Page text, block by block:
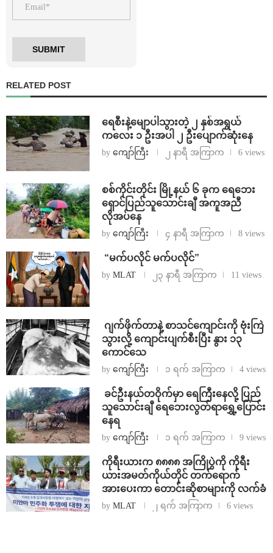
RELATED POST
ရေစီးနဲ့မျောပါသွားတဲ့ ၂ နှစ်အရွယ်
ကလေး ၁ ဦးအပါ ၂ ဦးပျောက်ဆုံးနေ
by ကျော်ကြီး ၂ နာရီ အကြာက 6 views
စစ်ကိုင်းတိုင်း မြို့နယ် ၆ ခုက ရေဘေး
ရှောင်ပြည်သူသောင်းချီ အကူအညီ
လိုအပ်နေ
by ကျော်ကြီး ၄ နာရီ အကြာက 8 views
⁨ ⁨“မက်ပလိုင် မက်ပလိုင်”
by MLAT ၂၃ နာရီ အကြာက 11 views
⁨⁩ ⁨ဂျက်ဖိုက်တာနဲ့ စာသင်ကျောင်းကို ဗုံးကြဲ
သွားလို့ ကျောင်းပျက်စီးပြီး နွား ၁၃
ကောင်သေ
by ကျော်ကြီး ၁ ရက် အကြာက 4 views
⁩ ⁨ခင်ဦးနယ်တဝိုက်မှာ ရေကြီးနေလို့ ပြည်
သူသောင်းချီ ရေဘေးလွတ်ရာရွှေ့ပြောင်း
နေရ
by ကျော်ကြီး ၁ ရက် အကြာက 9 views
ကိုရီးယားက ၈၈၈၈ အကြိုပွဲကို ကိုရီး
ယားအမတ်ကိုယ်တိုင် တက်ရောက်
အားပေးကာ တောင်းဆိုစာများကို လက်ခံ
by MLAT ၂ ရက် အကြာက 6 views